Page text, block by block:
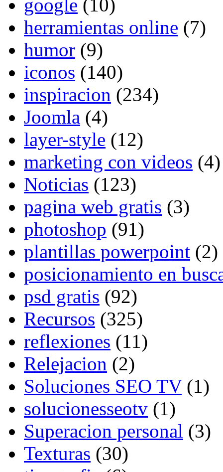
google (10)
herramientas online (7)
humor (9)
iconos (140)
inspiracion (234)
Joomla (4)
layer-style (12)
marketing con videos (4)
Noticias (123)
pagina web gratis (3)
photoshop (91)
plantillas powerpoint (2)
posicionamiento en
psd gratis (92)
Recursos (325)
reflexiones (11)
Relejacion (2)
Soluciones SEO TV(1)
solucionesseotv (1)
Superacion personal (3)
Texturas (30)